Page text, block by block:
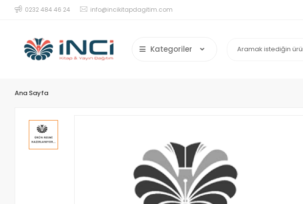
0232 484 46 24 info@incikitapdagitim.com
Kategoriler
Ana Sayfa